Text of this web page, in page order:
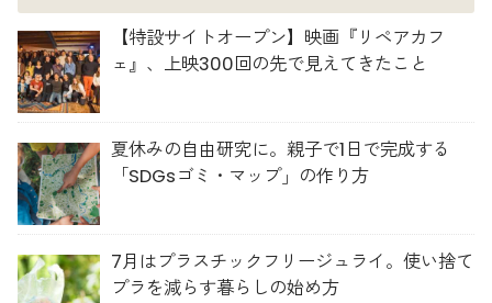
【特設サイトオープン】映画『リペアカフ
ェ』、上映300回の先で見えてきたこと
夏休みの自由研究に。親子で1日で完成する
「SDGsゴミ・マップ」の作り方
7月はプラスチックフリージュライ。使い捨て
プラを減らす暮らしの始め方